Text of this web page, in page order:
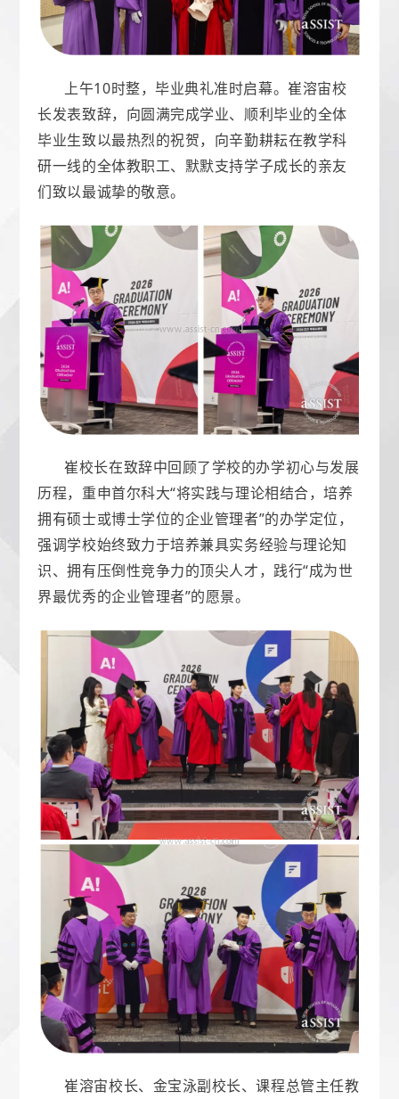
上午10时整，毕业典礼准时启幕。崔溶宙校
长发表致辞，向圆满完成学业、顺利毕业的全体
毕业生致以最热烈的祝贺，向辛勤耕耘在教学科
研一线的全体教职工、默默支持学子成长的亲友
们致以最诚挚的敬意。
崔校长在致辞中回顾了学校的办学初心与发展
历程，重申首尔科大“将实践与理论相结合，培养
拥有硕士或博士学位的企业管理者”的办学定位，
强调学校始终致力于培养兼具实务经验与理论知
识、拥有压倒性竞争力的顶尖人才，践行“成为世
界最优秀的企业管理者”的愿景。
崔溶宙校长、金宝泳副校长、课程总管主任教